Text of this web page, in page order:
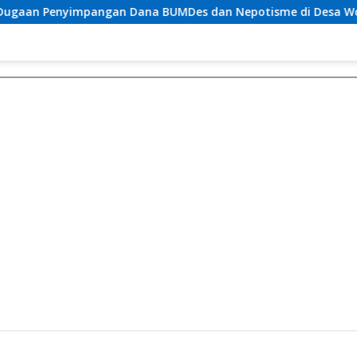
Dana BUMDes dan Nepotisme di Desa Wonoagung,